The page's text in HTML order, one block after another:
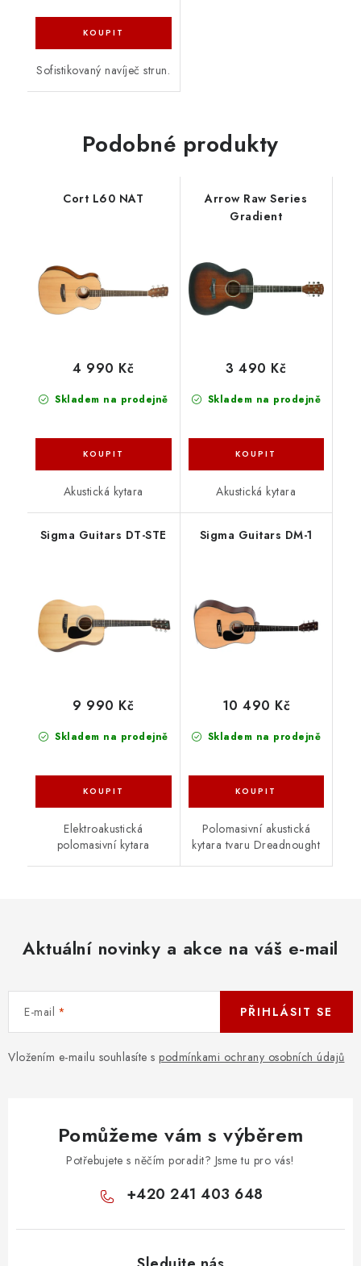
Sofistikovaný navíječ strun.
Podobné produkty
Cort L60 NAT
Skladem na prodejně
4 990 Kč
Akustická kytara
Arrow Raw Series
Gradient
Skladem na prodejně
3 490 Kč
Akustická kytara
Sigma Guitars DT-STE
Skladem na prodejně
9 990 Kč
Elektroakustická
polomasivní kytara
Sigma Guitars DM-1
Skladem na prodejně
10 490 Kč
Polomasivní akustická
kytara tvaru Dreadnought
Aktuální novinky a akce na váš e-mail
E-mail
Vložením e-mailu souhlasíte s podmínkami ochrany osobních údajů
PŘIHLÁSIT SE
Pomůžeme vám s výběrem
Potřebujete s něčím poradit? Jsme tu pro vás!
+420 241 403 648